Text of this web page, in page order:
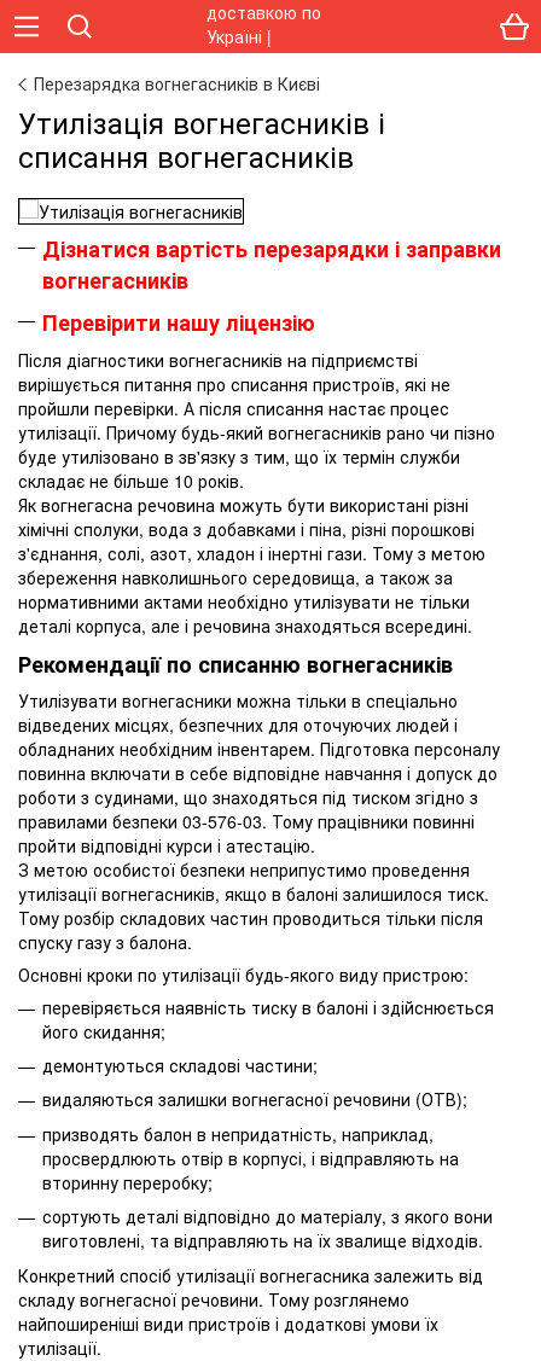
Перезарядка вогнегасників в Києві
Утилізація вогнегасників і
списання вогнегасників
Дізнатися вартість перезарядки і заправки
вогнегасників
Перевірити нашу ліцензію
Після діагностики вогнегасників на підприємстві
вирішується питання про списання пристроїв, які не
пройшли перевірки. А після списання настає процес
утилізації. Причому будь-який вогнегасників рано чи пізно
буде утилізовано в зв'язку з тим, що їх термін служби
складає не більше 10 років.
Як вогнегасна речовина можуть бути використані різні
хімічні сполуки, вода з добавками і піна, різні порошкові
з'єднання, солі, азот, хладон і інертні гази. Тому з метою
збереження навколишнього середовища, а також за
нормативними актами необхідно утилізувати не тільки
деталі корпуса, але і речовина знаходяться всередині.
Рекомендації по списанню вогнегасників
Утилізувати вогнегасники можна тільки в спеціально
відведених місцях, безпечних для оточуючих людей і
обладнаних необхідним інвентарем. Підготовка персоналу
повинна включати в себе відповідне навчання і допуск до
роботи з судинами, що знаходяться під тиском згідно з
правилами безпеки 03-576-03. Тому працівники повинні
пройти відповідні курси і атестацію.
З метою особистої безпеки неприпустимо проведення
утилізації вогнегасників, якщо в балоні залишилося тиск.
Тому розбір складових частин проводиться тільки після
спуску газу з балона.
Основні кроки по утилізації будь-якого виду пристрою:
перевіряється наявність тиску в балоні і здійснюється
його скидання;
демонтуються складові частини;
видаляються залишки вогнегасної речовини (ОТВ);
призводять балон в непридатність, наприклад,
просвердлюють отвір в корпусі, і відправляють на
вторинну переробку;
сортують деталі відповідно до матеріалу, з якого вони
виготовлені, та відправляють на їх звалище відходів.
Конкретний спосіб утилізації вогнегасника залежить від
складу вогнегасної речовини. Тому розглянемо
найпоширеніші види пристроїв і додаткові умови їх
утилізації.